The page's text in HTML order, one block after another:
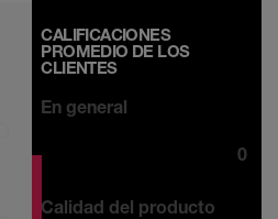
CALIFICACIONES
PROMEDIO DE LOS
CLIENTES
En general
0
Calidad del producto